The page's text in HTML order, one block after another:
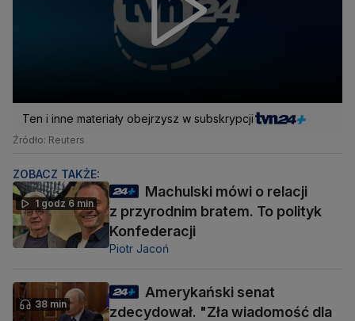
Ten i inne materiały obejrzysz w subskrypcji
Źródło: Reuters
ZOBACZ TAKŻE:
1 godz 6 min
Machulski mówi o relacji
z przyrodnim bratem. To polityk
Konfederacji
Piotr Jacoń
38 min
Amerykański senat
zdecydował. "Zła wiadomość dla